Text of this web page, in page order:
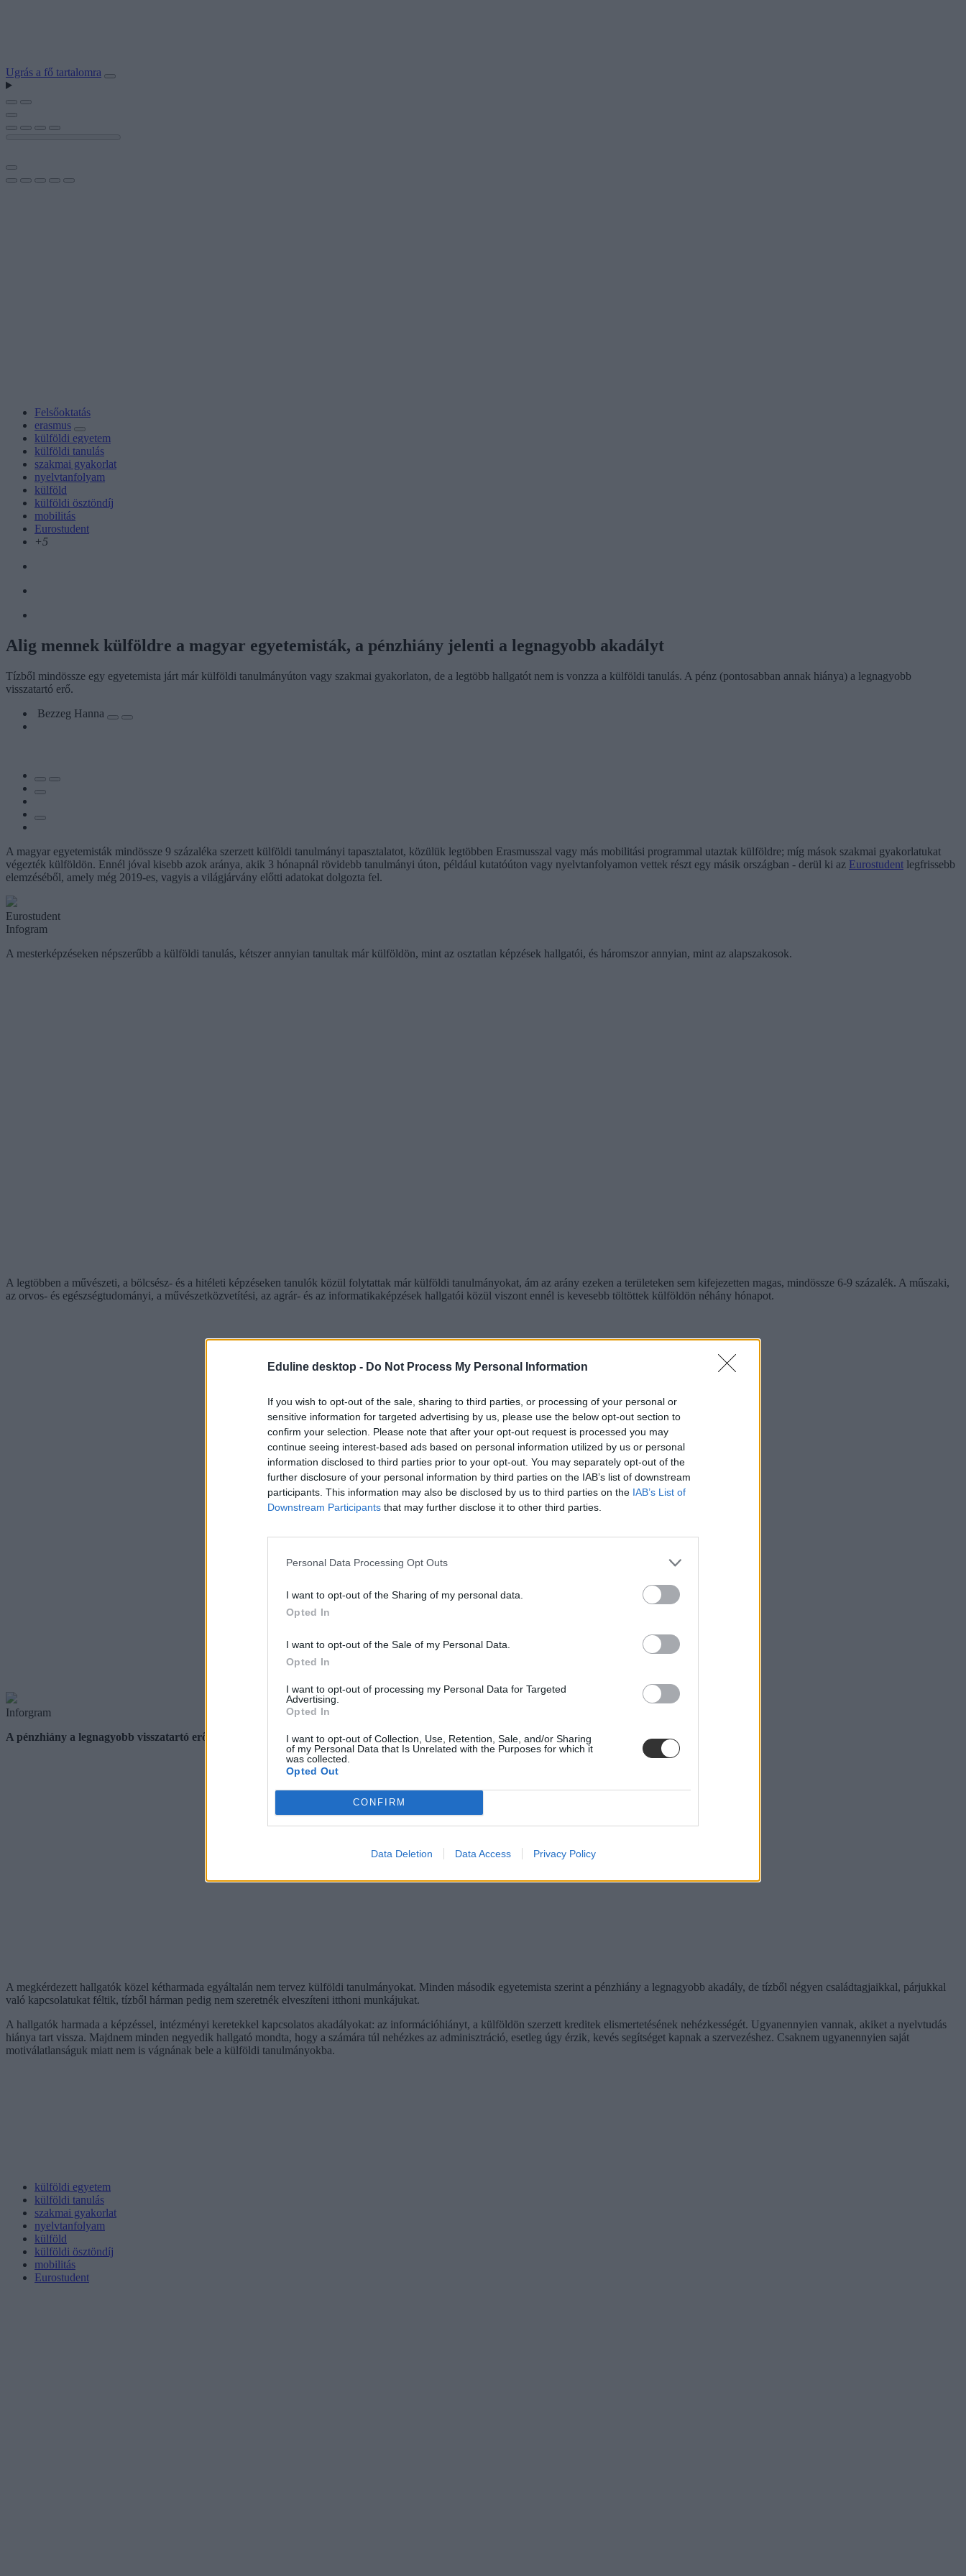
Eduline desktop - Do Not Process My Personal Information
If you wish to opt-out of the sale, sharing to third parties, or processing of your personal or
sensitive information for targeted advertising by us, please use the below opt-out section to
confirm your selection. Please note that after your opt-out request is processed you may
continue seeing interest-based ads based on personal information utilized by us or personal
information disclosed to third parties prior to your opt-out. You may separately opt-out of the
further disclosure of your personal information by third parties on the IAB’s list of downstream
participants. This information may also be disclosed by us to third parties on the IAB’s List of
Downstream Participants that may further disclose it to other third parties.
Personal Data Processing Opt Outs
I want to opt-out of the Sharing of my personal data.
Opted In
I want to opt-out of the Sale of my Personal Data.
Opted In
I want to opt-out of processing my Personal Data for Targeted
Advertising.
Opted In
I want to opt-out of Collection, Use, Retention, Sale, and/or Sharing
of my Personal Data that Is Unrelated with the Purposes for which it
was collected.
Opted Out
CONFIRM
Data Deletion Data Access Privacy Policy
Ugrás a fő tartalomra
Felsőoktatás
erasmus
külföldi egyetem
külföldi tanulás
szakmai gyakorlat
nyelvtanfolyam
külföld
külföldi ösztöndíj
mobilitás
Eurostudent
+5
Alig mennek külföldre a magyar egyetemisták, a pénzhiány jelenti a legnagyobb akadályt
Tízből mindössze egy egyetemista járt már külföldi tanulmányúton vagy szakmai gyakorlaton, de a legtöbb hallgatót nem is vonzza a külföldi tanulás. A pénz (pontosabban annak hiánya) a legnagyobb
visszatartó erő.
Bezzeg Hanna
A magyar egyetemisták mindössze 9 százaléka szerzett külföldi tanulmányi tapasztalatot, közülük legtöbben Erasmusszal vagy más mobilitási programmal utaztak külföldre; míg mások szakmai gyakorlatukat
végezték külföldön. Ennél jóval kisebb azok aránya, akik 3 hónapnál rövidebb tanulmányi úton, például kutatóúton vagy nyelvtanfolyamon vettek részt egy másik országban - derül ki az Eurostudent legfrissebb
elemzéséből, amely még 2019-es, vagyis a világjárvány előtti adatokat dolgozta fel.
Eurostudent
Infogram
A mesterképzéseken népszerűbb a külföldi tanulás, kétszer annyian tanultak már külföldön, mint az osztatlan képzések hallgatói, és háromszor annyian, mint az alapszakosok.
A legtöbben a művészeti, a bölcsész- és a hitéleti képzéseken tanulók közül folytattak már külföldi tanulmányokat, ám az arány ezeken a területeken sem kifejezetten magas, mindössze 6-9 százalék. A műszaki,
az orvos- és egészségtudományi, a művészetközvetítési, az agrár- és az informatikaképzések hallgatói közül viszont ennél is kevesebb töltöttek külföldön néhány hónapot.
Inforgram
A pénzhiány a legnagyobb visszatartó erő
A megkérdezett hallgatók közel kétharmada egyáltalán nem tervez külföldi tanulmányokat. Minden második egyetemista szerint a pénzhiány a legnagyobb akadály, de tízből négyen családtagjaikkal, párjukkal
való kapcsolatukat féltik, tízből hárman pedig nem szeretnék elveszíteni itthoni munkájukat.
A hallgatók harmada a képzéssel, intézményi keretekkel kapcsolatos akadályokat: az információhiányt, a külföldön szerzett kreditek elismertetésének nehézkességét. Ugyanennyien vannak, akiket a nyelvtudás
hiánya tart vissza. Majdnem minden negyedik hallgató mondta, hogy a számára túl nehézkes az adminisztráció, esetleg úgy érzik, kevés segítséget kapnak a szervezéshez. Csaknem ugyanennyien saját
motiválatlanságuk miatt nem is vágnának bele a külföldi tanulmányokba.
külföldi egyetem
külföldi tanulás
szakmai gyakorlat
nyelvtanfolyam
külföld
külföldi ösztöndíj
mobilitás
Eurostudent